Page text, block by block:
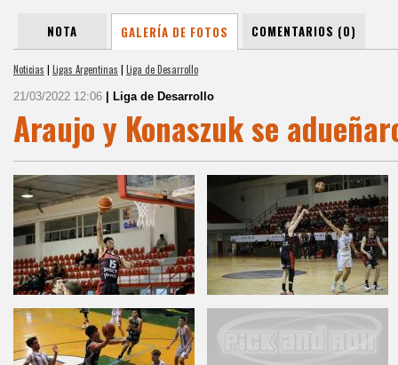
NOTA GALERÍA DE FOTOS COMENTARIOS (0)
Noticias | Ligas Argentinas | Liga de Desarrollo
21/03/2022 12:06 | Liga de Desarrollo
Araujo y Konaszuk se